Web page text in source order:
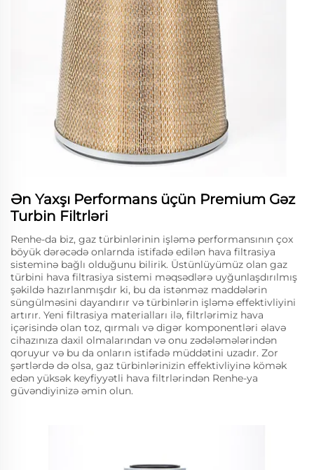
Ən Yaxşı Performans üçün Premium Gəz
Turbin Filtrləri
Renhe-da biz, gaz türbinlərinin işləmə performansının çox
böyük dərəcədə onlarnda istifadə edilən hava filtrasiya
sisteminə bağlı olduğunu bilirik. Üstünlüyümüz olan gaz
türbini hava filtrasiya sistemi məqsədlərə uyğunlaşdırılmış
şəkildə hazırlanmışdır ki, bu da istənməz maddələrin
süngülməsini dayandırır və türbinlərin işləmə effektivliyini
artırır. Yeni filtrasiya materialları ilə, filtrlərimiz hava
içərisində olan toz, qırmalı və digər komponentləri əlavə
cihazınıza daxil olmalarından və onu zədələmələrindən
qoruyur və bu da onların istifadə müddətini uzadır. Zor
şərtlərdə də olsa, gaz türbinlərinizin effektivliyinə kömək
edən yüksək keyfiyyətli hava filtrlərindən Renhe-ya
güvəndiyinizə əmin olun.